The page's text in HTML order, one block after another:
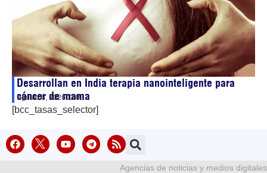
Desarrollan en India terapia nanointeligente para
cáncer de mama
agosto 6, 202603:03
[bcc_tasas_selector]
Agencias de noticias y medios digitales